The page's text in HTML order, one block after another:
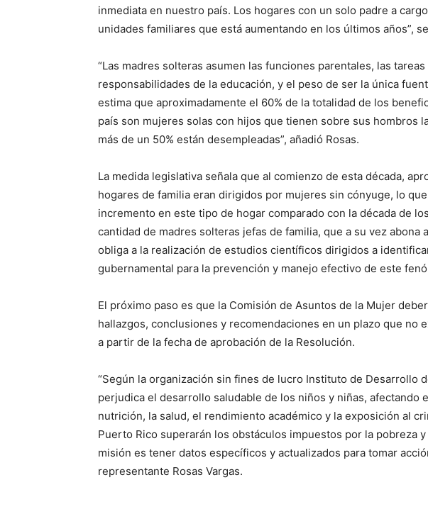
inmediata en nuestro país. Los hogares con un solo padre a
unidades familiares que está aumentando en los últimos años”,
“Las madres solteras asumen las funciones parentales, las
responsabilidades de la educación, y el peso de ser la única
estima que aproximadamente el 60% de la totalidad de los
país son mujeres solas con hijos que tienen sobre sus hombros
más de un 50% están desempleadas”, añadió Rosas.
La medida legislativa señala que al comienzo de esta década,
hogares de familia eran dirigidos por mujeres sin cónyuge, lo
incremento en este tipo de hogar comparado con la década de
cantidad de madres solteras jefas de familia, que a su vez abona
obliga a la realización de estudios científicos dirigidos a
gubernamental para la prevención y manejo efectivo de este
El próximo paso es que la Comisión de Asuntos de la Mujer
hallazgos, conclusiones y recomendaciones en un plazo que no
a partir de la fecha de aprobación de la Resolución.
“Según la organización sin fines de lucro Instituto de Desarrollo
perjudica el desarrollo saludable de los niños y niñas, afectando
nutrición, la salud, el rendimiento académico y la exposición al
Puerto Rico superarán los obstáculos impuestos por la pobreza
misión es tener datos específicos y actualizados para tomar
representante Rosas Vargas.